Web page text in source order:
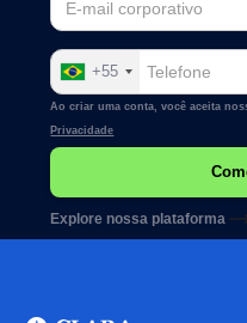
+55
Ao criar uma conta, você aceita
Privacidade
Explore nossa plataforma